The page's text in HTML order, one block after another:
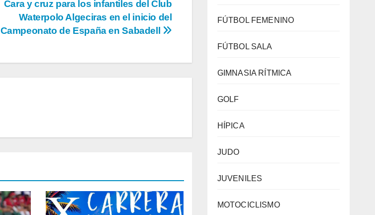
Cara y cruz para los infantiles del Club
Waterpolo Algeciras en el inicio del
Campeonato de España en Sabadell
FÚTBOL FEMENINO
FÚTBOL SALA
GIMNASIA RÍTMICA
GOLF
HÍPICA
JUDO
JUVENILES
MOTOCICLISMO